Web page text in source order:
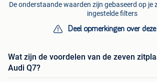
De onderstaande waarden zijn gebaseerd op je
ingestelde filters
Deel opmerkingen over
Wat zijn de voordelen van de zeven
Audi Q7?